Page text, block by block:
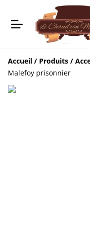
Accueil / Produits /
Malefoy prisonnier